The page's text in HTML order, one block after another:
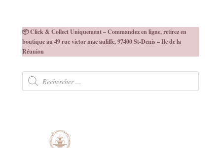
📦 Click & Collect Uniquement – Commandez en ligne, retirez en
boutique au 49 rue victor mac auliffe, 97400 St-Denis – Ile de la
Réunion
Recherche
produits